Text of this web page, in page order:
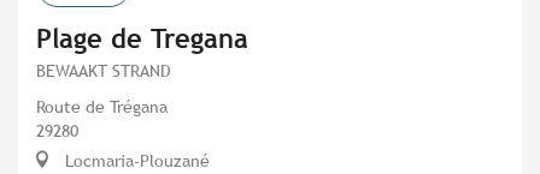
Plage de Tregana
BEWAAKT STRAND
Route de Trégana
29280
Locmaria-Plouzané